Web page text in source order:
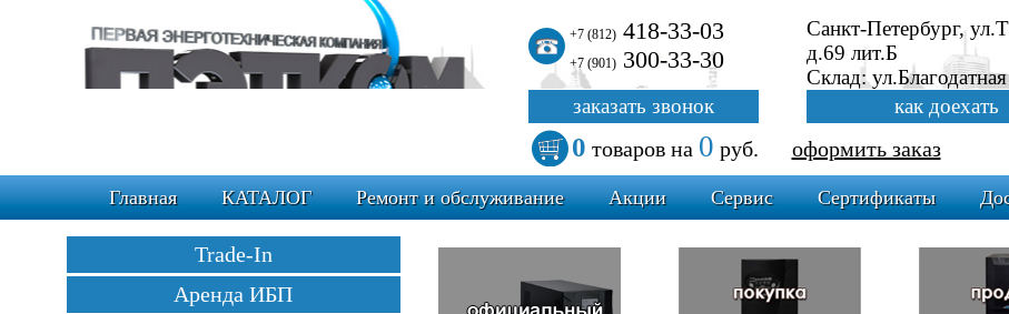
+7 (812)418-33-03
+7 (901)300-33-30
Санкт-Петербург,
д.69 лит.Б
Склад:
заказать звонок как доехать
0 товаровна 0 руб. оформить заказ
Главная КАТАЛОГ Ремонт и обслуживание Акции Сервис Сертификаты
Trade-In
Аренда ИБП